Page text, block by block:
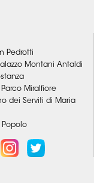
Pedrotti
Montani Antaldi
Miralfiore
dei Serviti di Maria
Popolo